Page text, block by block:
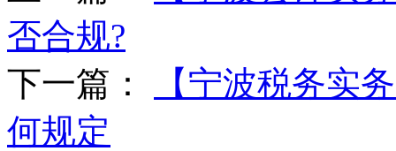
否合规?
下一篇：
【宁波税务实
何规定